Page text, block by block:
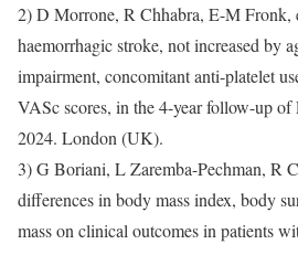
2) D Morrone, R Chhabra, E-M Fronk,
haemorrhagic stroke, not increased by
impairment, concomitant anti-platelet
VASc scores, in the 4-year follow-up
2024. London (UK).
3) G Boriani, L Zaremba-Pechman, R
differences in body mass index, body
mass on clinical outcomes in patients